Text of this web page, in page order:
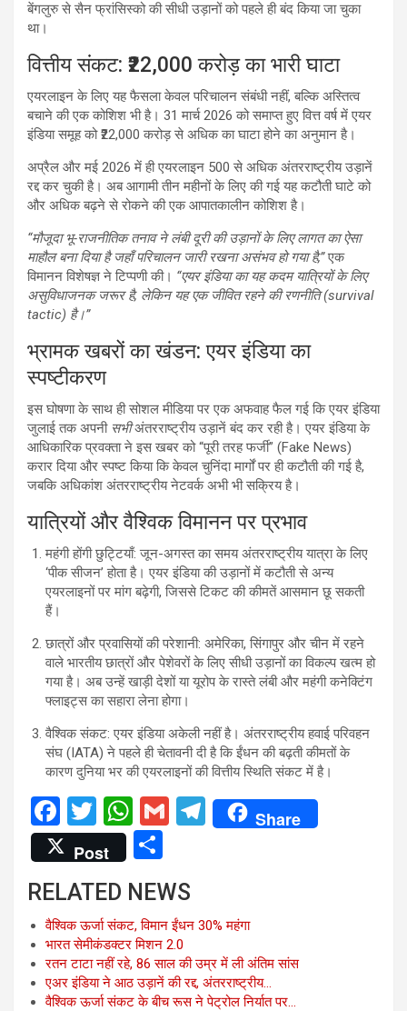
बेंगलुरु से सैन फ्रांसिस्को की सीधी उड़ानों को पहले ही बंद किया जा चुका
था।
वित्तीय संकट: ₹22,000 करोड़ का भारी घाटा
एयरलाइन के लिए यह फैसला केवल परिचालन संबंधी नहीं, बल्कि अस्तित्व
बचाने की एक कोशिश भी है। 31 मार्च 2026 को समाप्त हुए वित्त वर्ष में एयर
इंडिया समूह को ₹22,000 करोड़ से अधिक का घाटा होने का अनुमान है।
अप्रैल और मई 2026 में ही एयरलाइन 500 से अधिक अंतरराष्ट्रीय उड़ानें
रद्द कर चुकी है। अब आगामी तीन महीनों के लिए की गई यह कटौती घाटे को
और अधिक बढ़ने से रोकने की एक आपातकालीन कोशिश है।
“मौजूदा भू-राजनीतिक तनाव ने लंबी दूरी की उड़ानों के लिए लागत का ऐसा
माहौल बना दिया है जहाँ परिचालन जारी रखना असंभव हो गया है,”एक
विमानन विशेषज्ञ ने टिप्पणी की। “एयर इंडिया का यह कदम यात्रियों के लिए
असुविधाजनक जरूर है, लेकिन यह एक जीवित रहने की रणनीति (survival
tactic) है।”
भ्रामक खबरों का खंडन: एयर इंडिया का
स्पष्टीकरण
इस घोषणा के साथ ही सोशल मीडिया पर एक अफवाह फैल गई कि एयर इंडिया
जुलाई तक अपनी सभीअंतरराष्ट्रीय उड़ानें बंद कर रही है। एयर इंडिया के
आधिकारिक प्रवक्ता ने इस खबर को “पूरी तरह फर्जी” (Fake News)
करार दिया और स्पष्ट किया कि केवल चुनिंदा मार्गों पर ही कटौती की गई है,
जबकि अधिकांश अंतरराष्ट्रीय नेटवर्क अभी भी सक्रिय है।
यात्रियों और वैश्विक विमानन पर प्रभाव
महंगी होंगी छुट्टियाँ: जून-अगस्त का समय अंतरराष्ट्रीय यात्रा के लिए
‘पीक सीजन’ होता है। एयर इंडिया की उड़ानों में कटौती से अन्य
एयरलाइनों पर मांग बढ़ेगी, जिससे टिकट की कीमतें आसमान छू सकती
हैं।
छात्रों और प्रवासियों की परेशानी: अमेरिका, सिंगापुर और चीन में रहने
वाले भारतीय छात्रों और पेशेवरों के लिए सीधी उड़ानों का विकल्प खत्म हो
गया है। अब उन्हें खाड़ी देशों या यूरोप के रास्ते लंबी और महंगी कनेक्टिंग
फ्लाइट्स का सहारा लेना होगा।
वैश्विक संकट: एयर इंडिया अकेली नहीं है। अंतरराष्ट्रीय हवाई परिवहन
संघ (IATA) ने पहले ही चेतावनी दी है कि ईंधन की बढ़ती कीमतों के
कारण दुनिया भर की एयरलाइनों की वित्तीय स्थिति संकट में है।
F
a
ce
b
o
o
k
T
wi
tt
er
W
h
at
s
A
p
p
G
T
a
m
Share
Post
h
ar
e
RELATED NEWS
वैश्विक ऊर्जा संकट, विमान ईंधन 30% महंगा
भारत सेमीकंडक्टर मिशन 2.0
रतन टाटा नहीं रहे, 86 साल की उम्र में ली अंतिम सांस
एअर इंडिया ने आठ उड़ानें की रद्द, अंतरराष्ट्रीय…
वैश्विक ऊर्जा संकट के बीच रूस ने पेट्रोल निर्यात पर…